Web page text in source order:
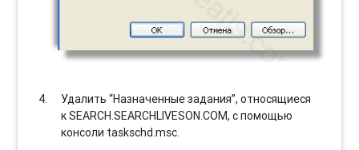
Удалить “Назначенные задания”, относящиеся
к SEARCH.SEARCHLIVESON.COM, с помощью
консоли taskschd.msc.